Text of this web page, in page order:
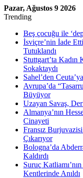
Pazar, Ağustos 9 2026
Trending
Beş çocuğu ile
İsviçre’nin İade
Tutuklandı
Stuttgart’ta Kadın
Sokaktaydı
Sahel’den
Avrupa’da
Büyüyor
Uzayan Savaş,
Almanya’nın
Cinayeti
Fransız Burjuvazisi
Çıkarıyor
Bologna’da
Kaldırdı
Suruç
Kentlerinde Anıldı